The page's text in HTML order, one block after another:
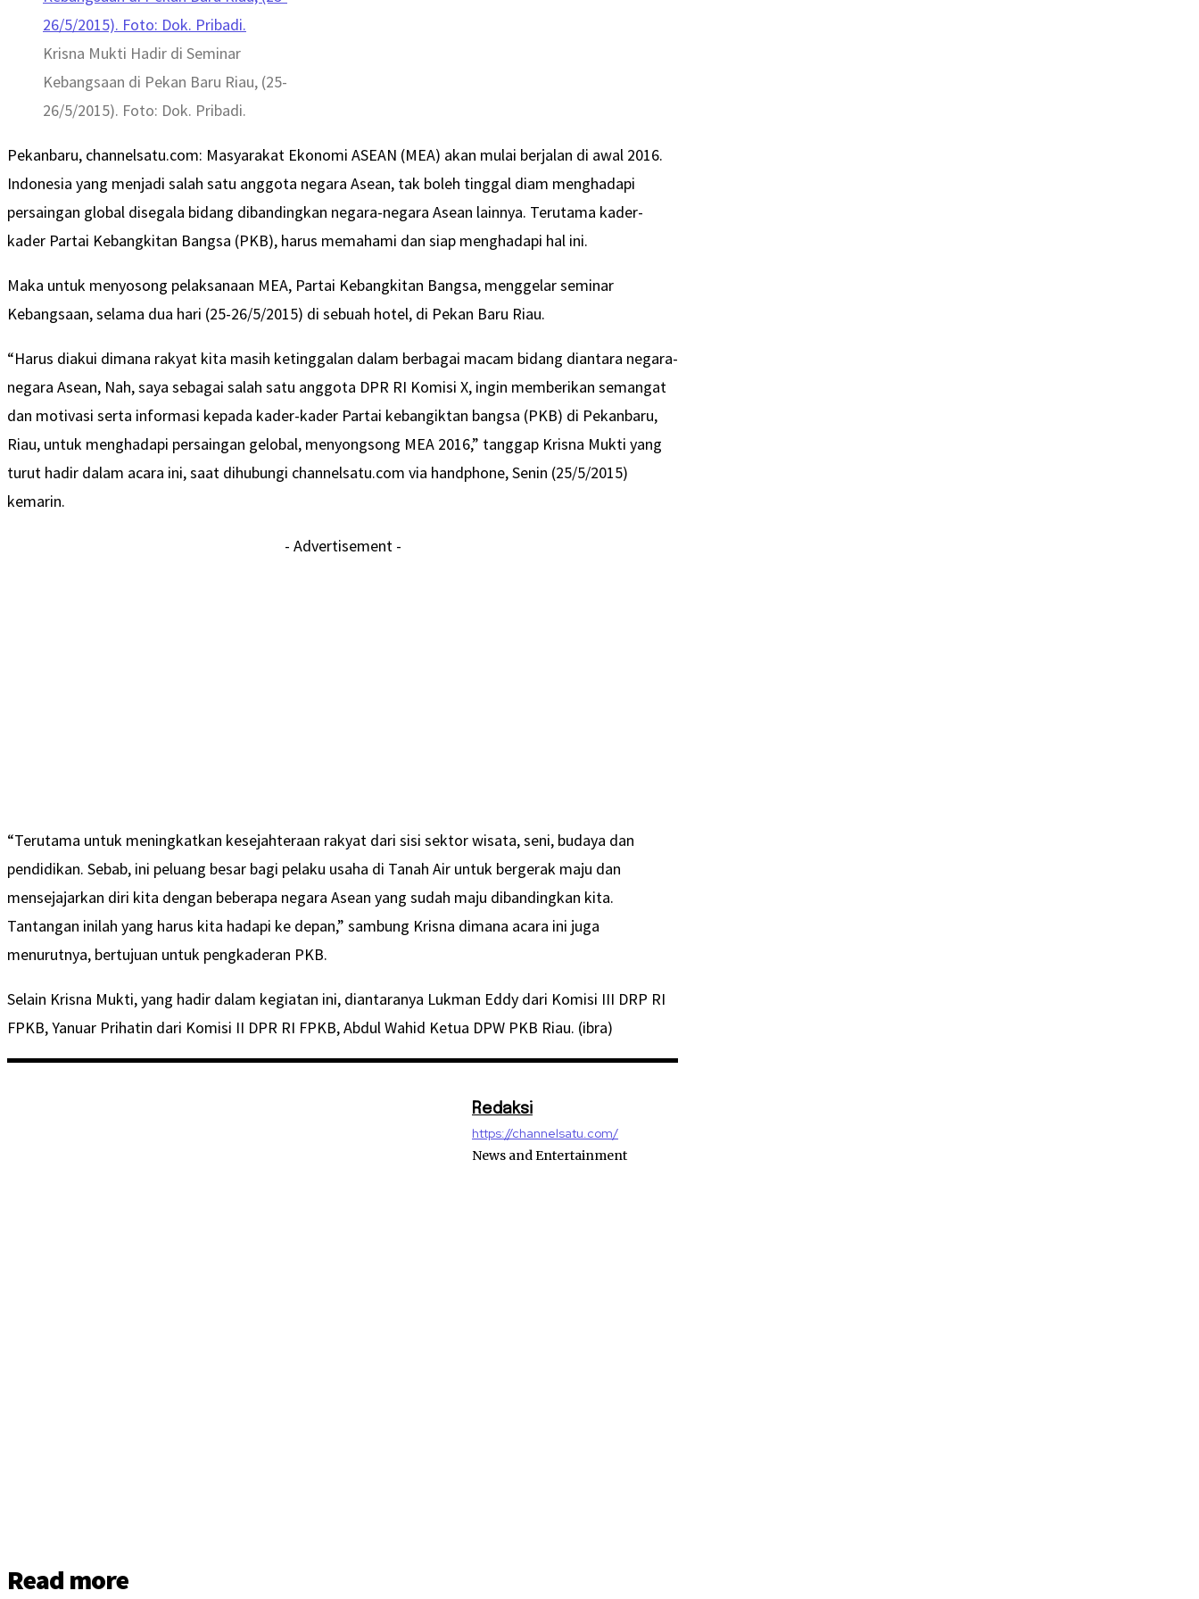
Krisna Mukti Hadir di Seminar
Kebangsaan di Pekan Baru Riau, (25-
26/5/2015). Foto: Dok. Pribadi.
Pekanbaru, channelsatu.com: Masyarakat Ekonomi ASEAN (MEA) akan mulai berjalan di awal 2016.
Indonesia yang menjadi salah satu anggota negara Asean, tak boleh tinggal diam menghadapi
persaingan global disegala bidang dibandingkan negara-negara Asean lainnya. Terutama kader-
kader Partai Kebangkitan Bangsa (PKB), harus memahami dan siap menghadapi hal ini.
Maka untuk menyosong pelaksanaan MEA, Partai Kebangkitan Bangsa, menggelar seminar
Kebangsaan, selama dua hari (25-26/5/2015) di sebuah hotel, di Pekan Baru Riau.
“Harus diakui dimana rakyat kita masih ketinggalan dalam berbagai macam bidang diantara negara-
negara Asean, Nah, saya sebagai salah satu anggota DPR RI Komisi X, ingin memberikan semangat
dan motivasi serta informasi kepada kader-kader Partai kebangiktan bangsa (PKB) di Pekanbaru,
Riau, untuk menghadapi persaingan gelobal, menyongsong MEA 2016,” tanggap Krisna Mukti yang
turut hadir dalam acara ini, saat dihubungi channelsatu.com via handphone, Senin (25/5/2015)
kemarin.
- Advertisement -
“Terutama untuk meningkatkan kesejahteraan rakyat dari sisi sektor wisata, seni, budaya dan
pendidikan. Sebab, ini peluang besar bagi pelaku usaha di Tanah Air untuk bergerak maju dan
mensejajarkan diri kita dengan beberapa negara Asean yang sudah maju dibandingkan kita.
Tantangan inilah yang harus kita hadapi ke depan,” sambung Krisna dimana acara ini juga
menurutnya, bertujuan untuk pengkaderan PKB.
Selain Krisna Mukti, yang hadir dalam kegiatan ini, diantaranya Lukman Eddy dari Komisi III DRP RI
FPKB, Yanuar Prihatin dari Komisi II DPR RI FPKB, Abdul Wahid Ketua DPW PKB Riau. (ibra)
Redaksi
https://channelsatu.com/
News and Entertainment
Read more